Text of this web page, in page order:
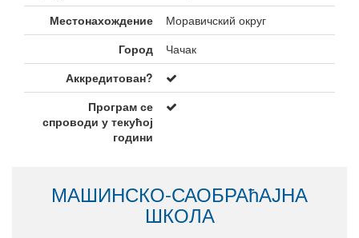
Местонахождение
Моравичский округ
Город
Чачак
Аккредитован?
Програм се
спроводи у текућој
години
МАШИНСКО-САОБРАћАЈНА
ШКОЛА